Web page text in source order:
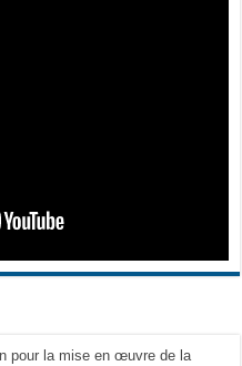
pour la mise en œuvre de la